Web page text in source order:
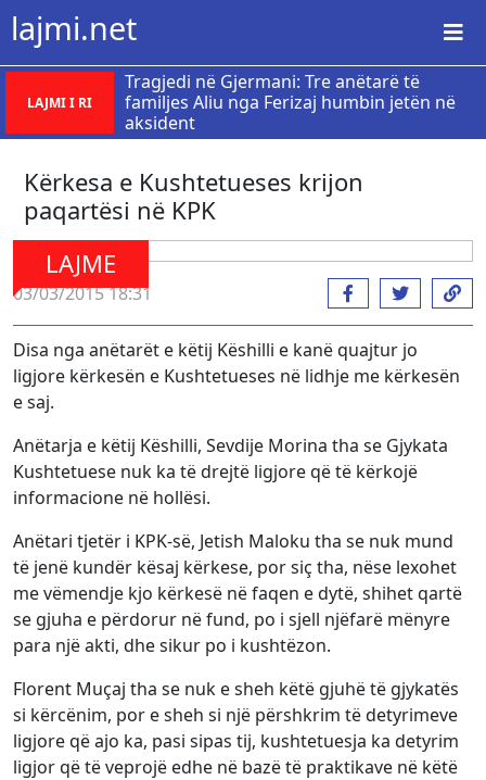
lajmi.net
LAJMI I RI
Tragjedi në Gjermani: Tre anëtarë të
familjes Aliu nga Ferizaj humbin jetën në
aksident
Kërkesa e Kushtetueses krijon
paqartësi në KPK
LAJME
03/03/2015 18:31
Disa nga anëtarët e këtij Këshilli e kanë quajtur jo
ligjore kërkesën e Kushtetueses në lidhje me kërkesën
e saj.
Anëtarja e këtij Këshilli, Sevdije Morina tha se Gjykata
Kushtetuese nuk ka të drejtë ligjore që të kërkojë
informacione në hollësi.
Anëtari tjetër i KPK-së, Jetish Maloku tha se nuk mund
të jenë kundër kësaj kërkese, por siç tha, nëse lexohet
me vëmendje kjo kërkesë në faqen e dytë, shihet qartë
se gjuha e përdorur në fund, po i sjell njëfarë mënyre
para një akti, dhe sikur po i kushtëzon.
Florent Muçaj tha se nuk e sheh këtë gjuhë të gjykatës
si kërcënim, por e sheh si një përshkrim të detyrimeve
ligjore që ajo ka, pasi sipas tij, kushtetuesja ka detyrim
ligjor që të veprojë edhe në bazë të praktikave në këtë